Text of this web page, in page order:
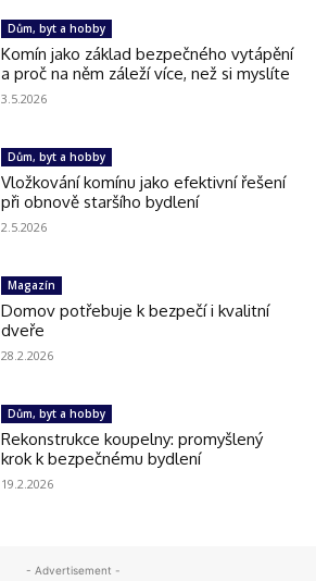
Dům, byt a hobby
Komín jako základ bezpečného vytápění
a proč na něm záleží více, než si myslíte
3.5.2026
Dům, byt a hobby
Vložkování komínu jako efektivní řešení
při obnově staršího bydlení
2.5.2026
Magazín
Domov potřebuje k bezpečí i kvalitní
dveře
28.2.2026
Dům, byt a hobby
Rekonstrukce koupelny: promyšlený
krok k bezpečnému bydlení
19.2.2026
- Advertisement -